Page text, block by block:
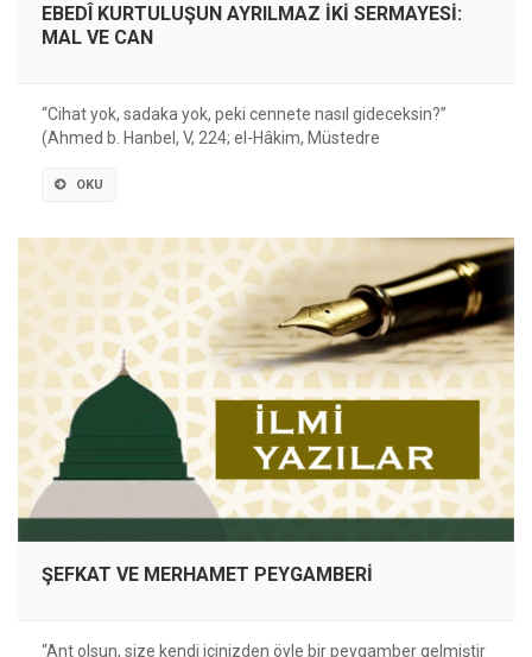
EBEDÎ KURTULUŞUN AYRILMAZ İKİ SERMAYESİ:
MAL VE CAN
“Cihat yok, sadaka yok, peki cennete nasıl gideceksin?”
(Ahmed b. Hanbel, V, 224; el-Hâkim, Müstedre
OKU
ŞEFKAT VE MERHAMET PEYGAMBERİ
“Ant olsun, size kendi içinizden öyle bir peygamber gelmiştir